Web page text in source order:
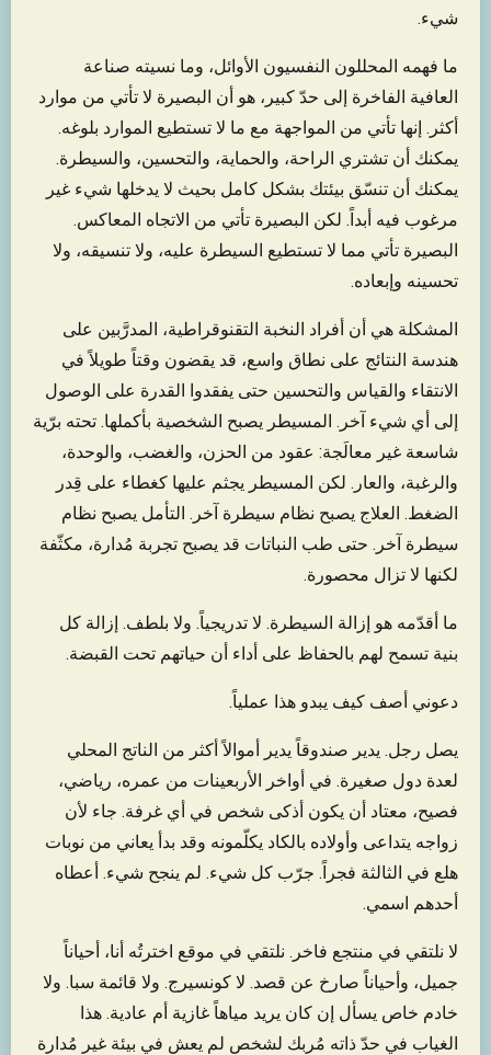
شيء.
ما فهمه المحللون النفسيون الأوائل، وما نسيته صناعة
العافية الفاخرة إلى حدّ كبير، هو أن البصيرة لا تأتي من موارد
أكثر. إنها تأتي من المواجهة مع ما لا تستطيع الموارد بلوغه.
يمكنك أن تشتري الراحة، والحماية، والتحسين، والسيطرة.
يمكنك أن تنسّق بيئتك بشكل كامل بحيث لا يدخلها شيء غير
مرغوب فيه أبداً. لكن البصيرة تأتي من الاتجاه المعاكس.
البصيرة تأتي مما لا تستطيع السيطرة عليه، ولا تنسيقه، ولا
تحسينه وإبعاده.
المشكلة هي أن أفراد النخبة التقنوقراطية، المدرَّبين على
هندسة النتائج على نطاق واسع، قد يقضون وقتاً طويلاً في
الانتقاء والقياس والتحسين حتى يفقدوا القدرة على الوصول
إلى أي شيء آخر. المسيطر يصبح الشخصية بأكملها. تحته برّية
شاسعة غير معالَجة: عقود من الحزن، والغضب، والوحدة،
والرغبة، والعار. لكن المسيطر يجثم عليها كغطاء على قِدر
الضغط. العلاج يصبح نظام سيطرة آخر. التأمل يصبح نظام
سيطرة آخر. حتى طب النباتات قد يصبح تجربة مُدارة، مكثّفة
لكنها لا تزال محصورة.
ما أقدّمه هو إزالة السيطرة. لا تدريجياً. ولا بلطف. إزالة كل
بنية تسمح لهم بالحفاظ على أداء أن حياتهم تحت القبضة.
دعوني أصف كيف يبدو هذا عملياً.
يصل رجل. يدير صندوقاً يدير أموالاً أكثر من الناتج المحلي
لعدة دول صغيرة. في أواخر الأربعينات من عمره، رياضي،
فصيح، معتاد أن يكون أذكى شخص في أي غرفة. جاء لأن
زواجه يتداعى وأولاده بالكاد يكلّمونه وقد بدأ يعاني من نوبات
هلع في الثالثة فجراً. جرّب كل شيء. لم ينجح شيء. أعطاه
أحدهم اسمي.
لا نلتقي في منتجع فاخر. نلتقي في موقع اخترتُه أنا، أحياناً
جميل، وأحياناً صارخ عن قصد. لا كونسيرج. ولا قائمة سبا. ولا
خادم خاص يسأل إن كان يريد مياهاً غازية أم عادية. هذا
الغياب في حدّ ذاته مُربك لشخص لم يعش في بيئة غير مُدارة